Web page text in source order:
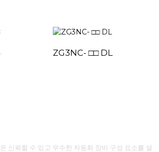
ZG3NC- □□ DL
신뢰할 수 있고 우수한 자동화 장비 구성 요소를 설